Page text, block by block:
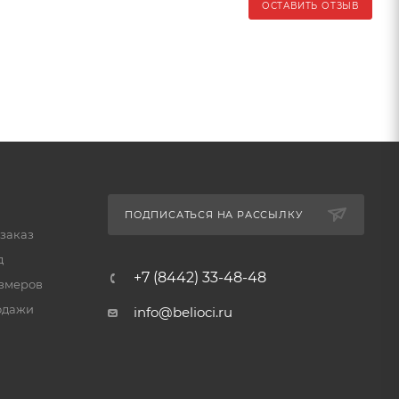
ОСТАВИТЬ ОТЗЫВ
ПОДПИСАТЬСЯ НА РАССЫЛКУ
+7 (8442) 33-48-48
info@belioci.ru